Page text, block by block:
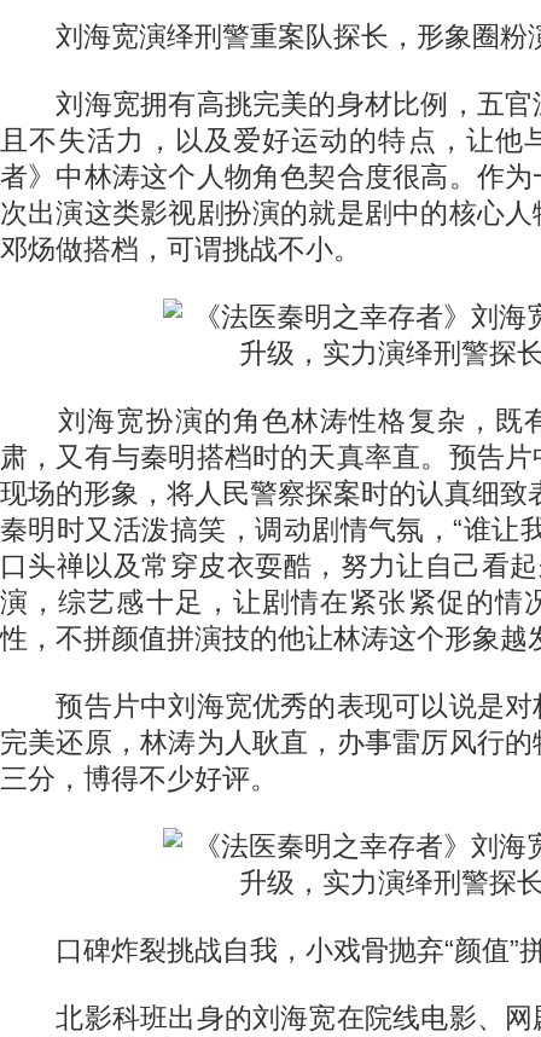
刘海宽演绎刑警重案队探长，形象圈粉
刘海宽拥有高挑完美的身材比例，五官
且不失活力，以及爱好运动的特点，让他
者》中林涛这个人物角色契合度很高。作
次出演这类影视剧扮演的就是剧中的核心
邓炀做搭档，可谓挑战不小。
刘海宽扮演的角色林涛性格复杂，既
肃，又有与秦明搭档时的天真率直。预告
现场的形象，将人民警察探案时的认真细致
秦明时又活泼搞笑，调动剧情气氛，“谁让
口头禅以及常穿皮衣耍酷，努力让自己看
演，综艺感十足，让剧情在紧张紧促的情
性，不拼颜值拼演技的他让林涛这个形象越
预告片中刘海宽优秀的表现可以说是对
完美还原，林涛为人耿直，办事雷厉风行
三分，博得不少好评。
口碑炸裂挑战自我，小戏骨抛弃“颜值”
北影科班出身的刘海宽在院线电影、网